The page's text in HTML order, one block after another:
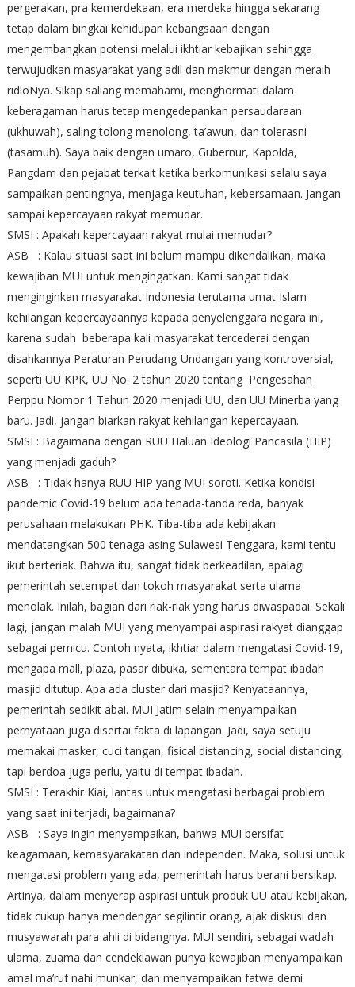
pergerakan, pra kemerdekaan, era merdeka hingga sekarang
tetap dalam bingkai kehidupan kebangsaan dengan
mengembangkan potensi melalui ikhtiar kebajikan sehingga
terwujudkan masyarakat yang adil dan makmur dengan meraih
ridloNya. Sikap saliang memahami, menghormati dalam
keberagaman harus tetap mengedepankan persaudaraan
(ukhuwah), saling tolong menolong, ta’awun, dan tolerasni
(tasamuh). Saya baik dengan umaro, Gubernur, Kapolda,
Pangdam dan pejabat terkait ketika berkomunikasi selalu saya
sampaikan pentingnya, menjaga keutuhan, kebersamaan. Jangan
sampai kepercayaan rakyat memudar.
SMSI : Apakah kepercayaan rakyat mulai memudar?
ASB : Kalau situasi saat ini belum mampu dikendalikan, maka
kewajiban MUI untuk mengingatkan. Kami sangat tidak
menginginkan masyarakat Indonesia terutama umat Islam
kehilangan kepercayaannya kepada penyelenggara negara ini,
karena sudah beberapa kali masyarakat tercederai dengan
disahkannya Peraturan Perudang-Undangan yang kontroversial,
seperti UU KPK, UU No. 2 tahun 2020 tentang Pengesahan
Perppu Nomor 1 Tahun 2020 menjadi UU, dan UU Minerba yang
baru. Jadi, jangan biarkan rakyat kehilangan kepercayaan.
SMSI : Bagaimana dengan RUU Haluan Ideologi Pancasila (HIP)
yang menjadi gaduh?
ASB : Tidak hanya RUU HIP yang MUI soroti. Ketika kondisi
pandemic Covid-19 belum ada tenada-tanda reda, banyak
perusahaan melakukan PHK. Tiba-tiba ada kebijakan
mendatangkan 500 tenaga asing Sulawesi Tenggara, kami tentu
ikut berteriak. Bahwa itu, sangat tidak berkeadilan, apalagi
pemerintah setempat dan tokoh masyarakat serta ulama
menolak. Inilah, bagian dari riak-riak yang harus diwaspadai. Sekali
lagi, jangan malah MUI yang menyampai aspirasi rakyat dianggap
sebagai pemicu. Contoh nyata, ikhtiar dalam mengatasi Covid-19,
mengapa mall, plaza, pasar dibuka, sementara tempat ibadah
masjid ditutup. Apa ada cluster dari masjid? Kenyataannya,
pemerintah sedikit abai. MUI Jatim selain menyampaikan
pernyataan juga disertai fakta di lapangan. Jadi, saya setuju
memakai masker, cuci tangan, fisical distancing, social distancing,
tapi berdoa juga perlu, yaitu di tempat ibadah.
SMSI : Terakhir Kiai, lantas untuk mengatasi berbagai problem
yang saat ini terjadi, bagaimana?
ASB : Saya ingin menyampaikan, bahwa MUI bersifat
keagamaan, kemasyarakatan dan independen. Maka, solusi untuk
mengatasi problem yang ada, pemerintah harus berani bersikap.
Artinya, dalam menyerap aspirasi untuk produk UU atau kebijakan,
tidak cukup hanya mendengar segilintir orang, ajak diskusi dan
musyawarah para ahli di bidangnya. MUI sendiri, sebagai wadah
ulama, zuama dan cendekiawan punya kewajiban menyampaikan
amal ma’ruf nahi munkar, dan menyampaikan fatwa demi